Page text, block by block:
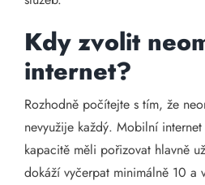
Kdy zvolit
internet?
Rozhodně počítejte s tím, že
nevyužije každý. Mobilní
kapacitě měli pořizovat hlavně
dokáží vyčerpat minimálně 10 a